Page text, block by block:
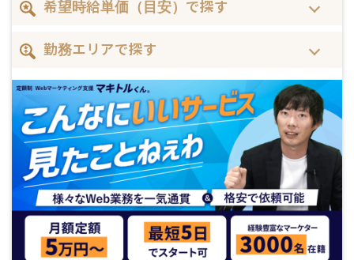
希望時給単価（目安）で探す
勤務エリアで探す